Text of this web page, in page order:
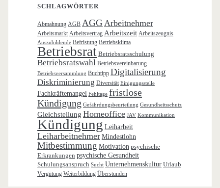
SCHLAGWÖRTER
Abmahnung AGB AGG Arbeitnehmer
Arbeitsmarkt Arbeitsvertrag Arbeitszeit Arbeitszeugnis
Auszubildende Befristung Betriebsklima
Betriebsrat Betriebsratsschulung
Betriebsratswahl Betriebsvereinbarung
Betriebsversammlung Buchtipp Digitalisierung
Diskriminierung Diversität Einigungsstelle
Fachkräftemangel Fehltage fristlose
Kündigung Gefährdungsbeurteilung Gesundheitsschutz
Gleichstellung Homeoffice JAV Kommunikation
Kündigung Leiharbeit
Leiharbeitnehmer Mindestlohn
Mitbestimmung Motivation psychische
Erkrankungen psychische Gesundheit
Schulungsanspruch Sucht Unternehmenskultur Urlaub
Vergütung Weiterbildung Überstunden